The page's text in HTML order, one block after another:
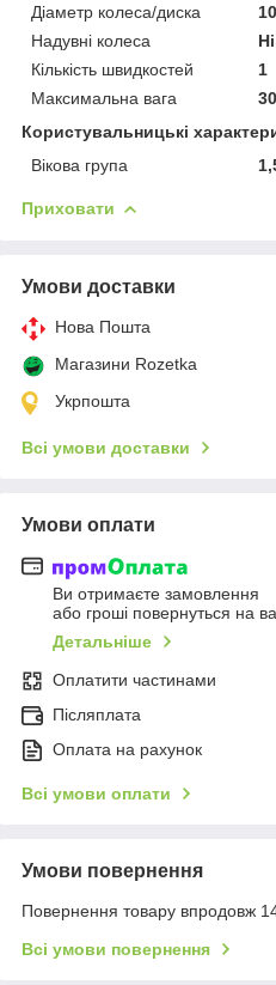
Діаметр колеса/диска
Надувні колеса
Ні
Кількість швидкостей
1
Максимальна вага
Користувальницькі
Вікова група
Приховати
Умови доставки
Нова Пошта
Магазини Rozetka
Укрпошта
Всі умови доставки
Умови оплати
Ви отримаєте замовлення
або гроші повернуться на
Детальніше
Оплатити частинами
Післяплата
Оплата на рахунок
Всі умови оплати
Умови повернення
Повернення товару впродовж
Всі умови повернення